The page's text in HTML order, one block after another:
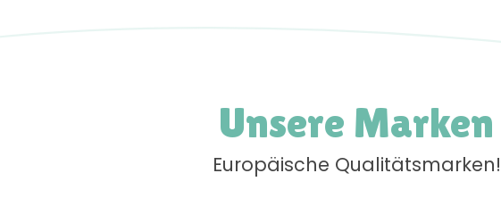
Unsere Marken
Europäische Qualitätsmarken!